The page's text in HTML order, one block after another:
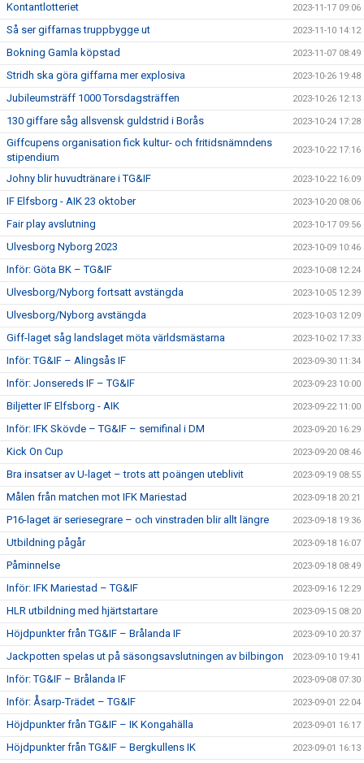
Kontantlotteriet 2023-11-17 09:06
Så ser giffarnas truppbygge ut 2023-11-10 14:12
Bokning Gamla köpstad 2023-11-07 08:49
Stridh ska göra giffarna mer explosiva 2023-10-26 19:48
Jubileumsträff 1000 Torsdagsträffen 2023-10-26 12:13
130 giffare såg allsvensk guldstrid i Borås 2023-10-24 17:28
Giffcupens organisation fick kultur- och fritidsnämndens
stipendium
2023-10-22 17:16
Johny blir huvudtränare i TG&IF 2023-10-22 16:09
IF Elfsborg - AIK 23 oktober 2023-10-20 08:06
Fair play avslutning 2023-10-17 09:56
Ulvesborg Nyborg 2023 2023-10-09 10:46
Inför: Göta BK – TG&IF 2023-10-08 12:24
Ulvesborg/Nyborg fortsatt avstängda 2023-10-05 12:39
Ulvesborg/Nyborg avstängda 2023-10-03 12:09
Giff-laget såg landslaget möta världsmästarna 2023-10-02 17:33
Inför: TG&IF – Alingsås IF 2023-09-30 11:34
Inför: Jonsereds IF – TG&IF 2023-09-23 10:00
Biljetter IF Elfsborg - AIK 2023-09-22 11:00
Inför: IFK Skövde – TG&IF – semifinal i DM 2023-09-20 16:29
Kick On Cup 2023-09-20 08:46
Bra insatser av U-laget – trots att poängen uteblivit 2023-09-19 08:55
Målen från matchen mot IFK Mariestad 2023-09-18 20:21
P16-laget är seriesegrare – och vinstraden blir allt längre 2023-09-18 19:36
Utbildning pågår 2023-09-18 16:07
Påminnelse 2023-09-18 08:49
Inför: IFK Mariestad – TG&IF 2023-09-16 12:29
HLR utbildning med hjärtstartare 2023-09-15 08:20
Höjdpunkter från TG&IF – Brålanda IF 2023-09-10 20:37
Jackpotten spelas ut på säsongsavslutningen av bilbingon 2023-09-10 19:41
Inför: TG&IF – Brålanda IF 2023-09-08 07:30
Inför: Åsarp-Trädet – TG&IF 2023-09-01 22:04
Höjdpunkter från TG&IF – IK Kongahälla 2023-09-01 16:17
Höjdpunkter från TG&IF – Bergkullens IK 2023-09-01 16:13